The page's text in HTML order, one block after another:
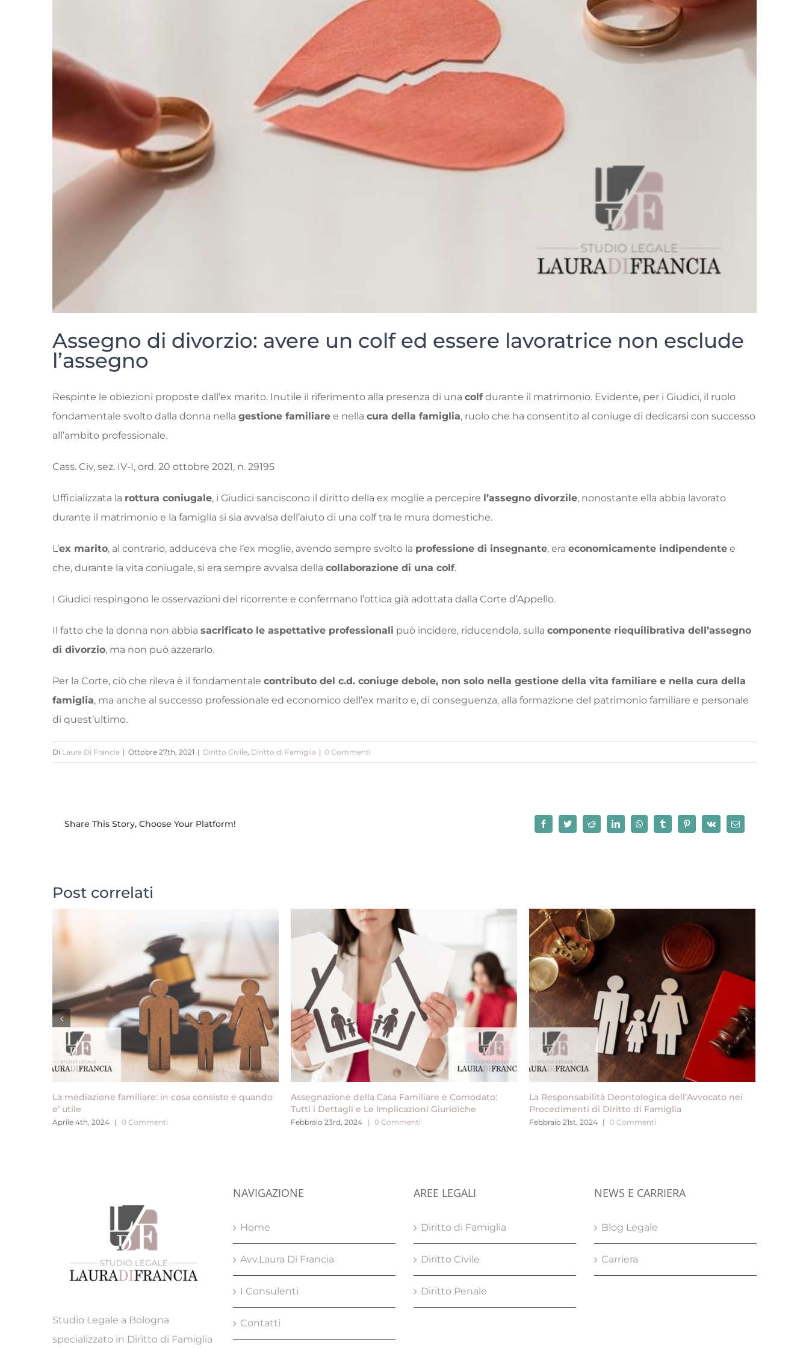
Assegno di divorzio: avere un colf ed essere lavoratrice non esclude
l’assegno
Respinte le obiezioni proposte dall’ex marito. Inutile il riferimento alla presenza di una colfdurante il matrimonio. Evidente, per i Giudici, il ruolo
fondamentale svolto dalla donna nella gestione familiare e nella cura della famiglia, ruolo che ha consentito al coniuge di dedicarsi con successo
all’ambito professionale.
Cass. Civ, sez. IV-I, ord. 20 ottobre 2021, n. 29195
Ufficializzata la rottura coniugale, i Giudici sanciscono il diritto della ex moglie a percepire l’assegno divorzile, nonostante ella abbia lavorato
durante il matrimonio e la famiglia si sia avvalsa dell’aiuto di una colf tra le mura domestiche.
L’ex marito, al contrario, adduceva che l’ex moglie, avendo sempre svolto la professione di insegnante, era economicamente indipendente e
che, durante la vita coniugale, si era sempre avvalsa della collaborazione di una colf.
I Giudici respingono le osservazioni del ricorrente e confermano l’ottica già adottata dalla Corte d’Appello.
Il fatto che la donna non abbia sacrificato le aspettative professionali può incidere, riducendola, sulla componente riequilibrativa dell’assegno
di divorzio, ma non può azzerarlo.
Per la Corte, ciò che rileva è il fondamentale contributo del c.d. coniuge debole, non solo nella gestione della vita familiare e nella cura della
famiglia, ma anche al successo professionale ed economico dell’ex marito e, di conseguenza, alla formazione del patrimonio familiare e personale
di quest’ultimo.
Di Laura Di Francia | Ottobre 27th, 2021 | Diritto Civile Diritto di Famiglia | 0 Commenti
Share This Story, Choose Your Platform! FacebookTwitterReddit LinkedInWhatsAppTumblrPinterest
Vk Email
Post correlati
La mediazione familiare: in cosa consiste e quando
e’ utile
Aprile 4th, 2024 | 0 Commenti
Assegnazione della Casa Familiare e Comodato:
Tutti i Dettagli e Le Implicazioni Giuridiche
Febbraio 23rd, 2024 | 0 Commenti
La Responsabilità Deontologica dell’Avvocato nei
Procedimenti di Diritto di Famiglia
Febbraio 21st, 2024 | 0 Commenti
Studio Legale a Bologna
specializzato in Diritto di Famiglia
NAVIGAZIONE
Home
Avv.Laura Di Francia
I Consulenti
Contatti
AREE LEGALI
Diritto di Famiglia
Diritto Civile
Diritto Penale
NEWS E CARRIERA
Blog Legale
Carriera